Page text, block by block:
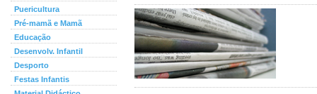
Puericultura
Pré-mamã e Mamã
Educação
Desenvolv. Infantil
Desporto
Festas Infantis